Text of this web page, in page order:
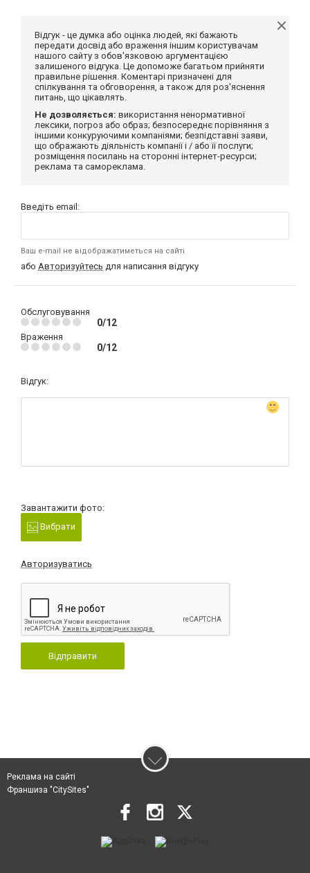
Відгук - це думка або оцінка людей, які бажають
передати досвід або враження іншим користувачам
нашого сайту з обов'язковою аргументацією
залишеного відгука. Це допоможе багатьом прийняти
правильне рішення. Коментарі призначені для
спілкування та обговорення, а також для роз'яснення
питань, що цікавлять.
Не дозволяється: використання ненормативної
лексики, погроз або образ; безпосереднє порівняння з
іншими конкуруючими компаніями; безпідставні заяви,
що ображають діяльність компанії і / або її послуги;
розміщення посилань на сторонні інтернет-ресурси;
реклама та самореклама.
Введіть email:
Ваш e-mail не відображатиметься на сайті
або Авторизуйтесь для написання відгуку
Обслуговування
0/12
Враження
0/12
Відгук:
Завантажити фото:
Вибрати
Авторизуватись
Відправити
Реклама на сайті
Франшиза "CitySites"